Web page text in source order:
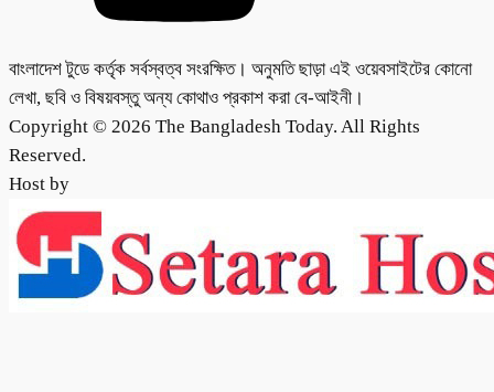
বাংলাদেশ টুডে কর্তৃক সর্বস্বত্ব সংরক্ষিত। অনুমতি ছাড়া এই ওয়েবসাইটের কোনো
লেখা, ছবি ও বিষয়বস্তু অন্য কোথাও প্রকাশ করা বে-আইনী।
Copyright © 2026 The Bangladesh Today. All Rights
Reserved.
Host by